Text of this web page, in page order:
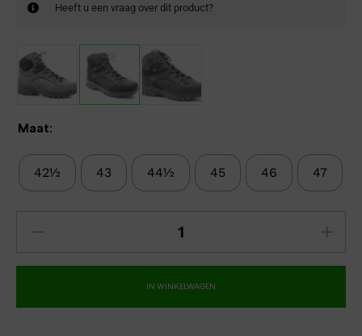
Heeft u een vraag over dit product?
Maat:
42½ 43 44½ 45 46 47
IN WINKELWAGEN